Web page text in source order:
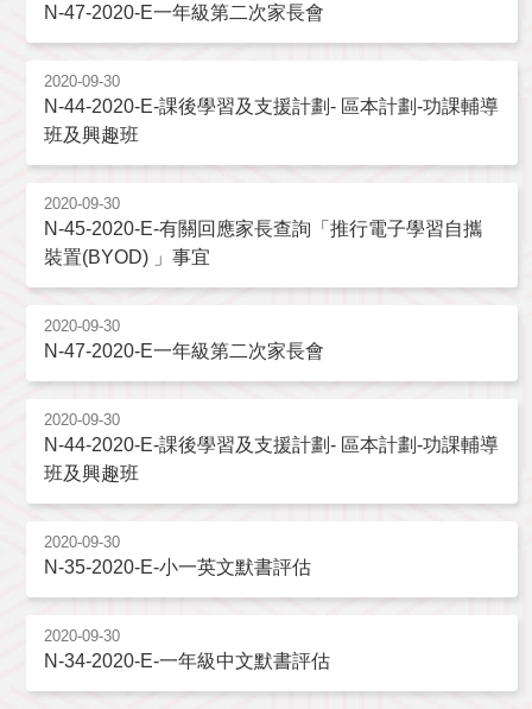
N-47-2020-E一年級第二次家長會
2020-09-30
N-44-2020-E-課後學習及支援計劃- 區本計劃-功課輔導
班及興趣班
2020-09-30
N-45-2020-E-有關回應家長查詢「推行電子學習自攜
裝置(BYOD) 」事宜
2020-09-30
N-47-2020-E一年級第二次家長會
2020-09-30
N-44-2020-E-課後學習及支援計劃- 區本計劃-功課輔導
班及興趣班
2020-09-30
N-35-2020-E-小一英文默書評估
2020-09-30
N-34-2020-E-一年級中文默書評估